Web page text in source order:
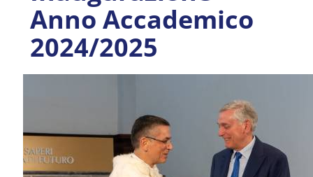
Anno Accademico
2024/2025